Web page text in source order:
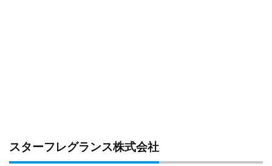
スターフレグランス株式会社